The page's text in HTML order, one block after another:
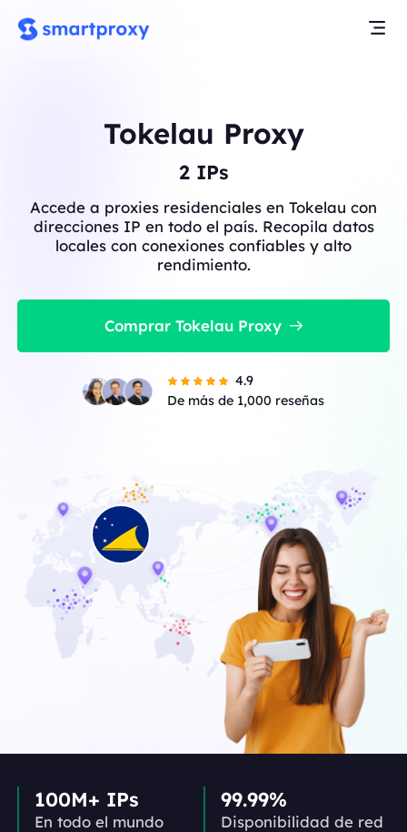
Tokelau Proxy
2IPs
Accede a proxies residenciales en Tokelau con
direcciones IP en todo el país. Recopila datos
locales con conexiones confiables y alto
rendimiento.
Comprar Tokelau Proxy
4.9
De más de 1,000 reseñas
100M+ IPs
En todo el mundo
99.99%
Disponibilidad de red